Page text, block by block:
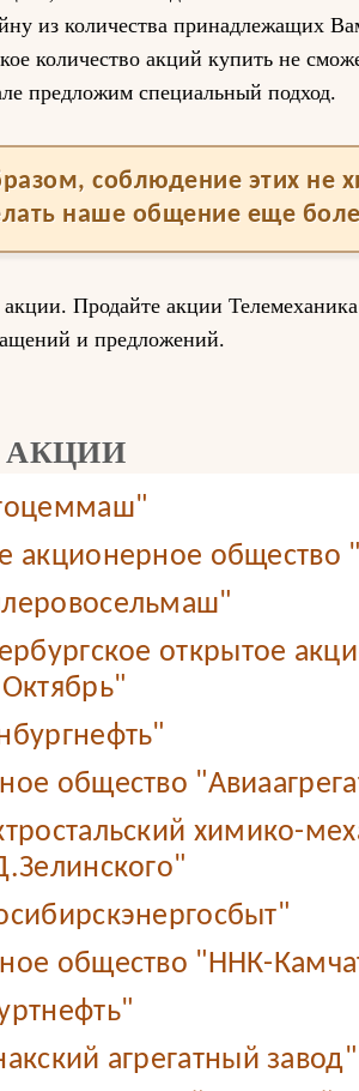
из количества принадлежащих
количество акций купить не
предложим специальный подход.
соблюдение этих не
наше общение еще
акции. Продайте акции
и предложений.
АКЦИИ
акционерное общество
открытое
общество
химико-
общество "ННК-
агрегатный завод"